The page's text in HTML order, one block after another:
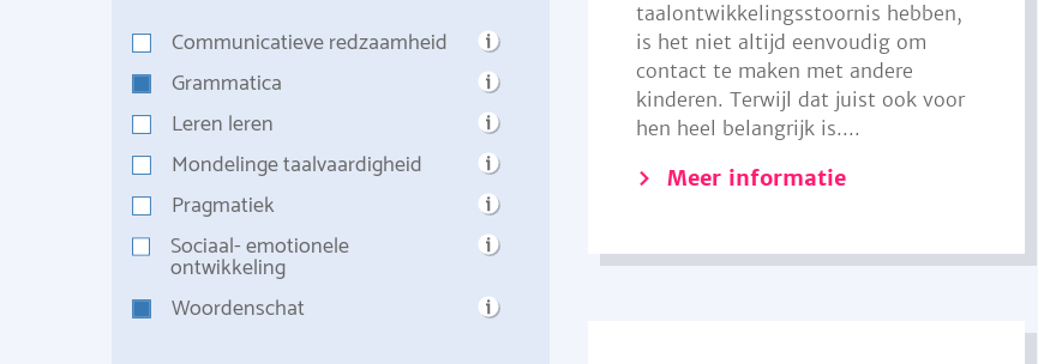
Communicatieve redzaamheid
Grammatica
Leren leren
Mondelinge taalvaardigheid
Pragmatiek
Sociaal- emotionele
ontwikkeling
Woordenschat
taalontwikkelingsstoornis hebben,
is het niet altijd eenvoudig om
contact te maken met andere
kinderen. Terwijl dat juist ook voor
hen heel belangrijk is....
Meer informatie